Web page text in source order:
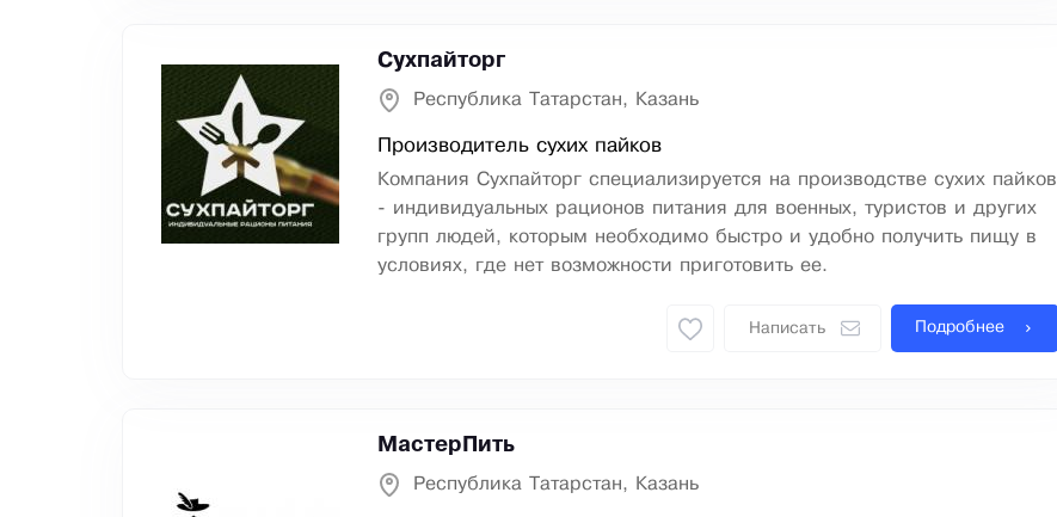
Сухпайторг
Республика Татарстан, Казань
Производитель сухих пайков
Компания Сухпайторг специализируется на производстве сухих пайков
- индивидуальных рационов питания для военных, туристов и других
групп людей, которым необходимо быстро и удобно получить пищу в
условиях, где нет возможности приготовить ее.
Написать Подробнее
МастерПить
Республика Татарстан, Казань